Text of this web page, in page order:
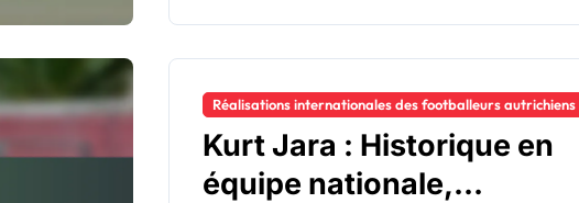
Réalisations internationales des footballeurs autrichiens
Kurt Jara : Historique en
équipe nationale,